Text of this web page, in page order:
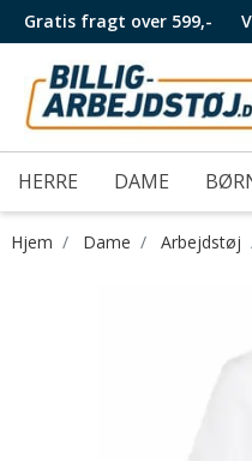
Gratis fragt over 599,-
HERRE DAME
Hjem Dame Arbejdstøj